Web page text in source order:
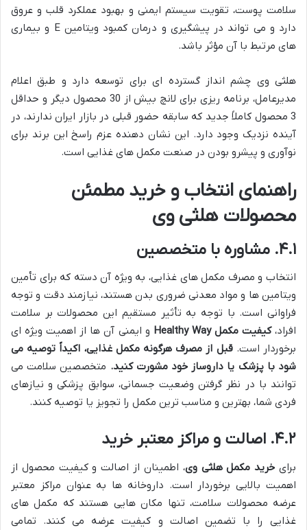
سلامت پوست، تقویت سیستم ایمنی و بهبود عملکرد قلب و عروق
دارد و می تواند در پیشگیری و درمان کمبود ویتامین E و بیماری
های مرتبط با آن مؤثر باشد.
هلثی وی چشم انداز گسترده ای برای توسعه دارد و طبق اعلام
مدیرعامل، برنامه ریزی برای لانچ بیش از 30 محصول دیگر و حداقل
3 محصول کاملاً جدید که سابقه حضور قبلی در بازار ایران ندارند، در
آینده نزدیک وجود دارد. این نشان دهنده عزم راسخ این برند برای
نوآوری و پیشرو بودن در صنعت مکمل های غذایی است.
راهنمای انتخاب و خرید مطمئن
محصولات هلثی وی
۴.۱. مشاوره با متخصصین
انتخاب و مصرف مکمل های غذایی، به ویژه آن دسته که برای تأمین
ویتامین ها و مواد معدنی ضروری بدن هستند، نیازمند دقت و توجه
فراوانی است. با توجه به تأثیر مستقیم این محصولات بر سلامت
افراد،کیفیت مکمل Healthy Way
و ایمنی آن ها از اهمیت ویژه ای
برخوردار است.قبل از مصرف هرگونه مکمل غذایی، اکیداً توصیه می
شود با پزشک یا داروساز خود مشورت کنید. متخصصین سلامت می
توانند با در نظر گرفتن وضعیت جسمانی، سوابق پزشکی و نیازهای
فردی شما، بهترین و مناسب ترین مکمل را تجویز یا توصیه کنند.
۴.۲. اصالت و مراکز معتبر خرید
برای خرید مکمل هلثی وی، اطمینان از اصالت و کیفیت محصول از
اهمیت بالایی برخوردار است. داروخانه ها به عنوان مراکز معتبر
عرضه محصولات سلامت، تنها مکان هایی هستند که مکمل های
غذایی را با تضمین اصالت و کیفیت عرضه می کنند. تمامی